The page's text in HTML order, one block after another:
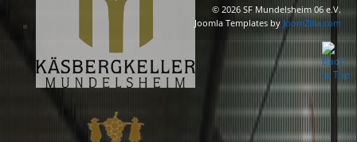
© 2026 SF Mundelsheim 06 e.V.
Joomla Templates by JoomZilla.com